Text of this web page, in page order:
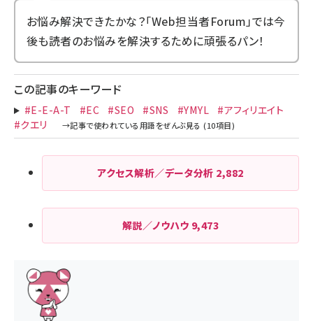
お悩み解決できたかな？「Web担当者Forum」では今
後も読者のお悩みを解決するために頑張るパン！
この記事のキーワード
#E-E-A-T #EC #SEO #SNS #YMYL
#アフィリエイト
#クエリ
アクセス解析／データ分析 2,882
解説／ノウハウ 9,473